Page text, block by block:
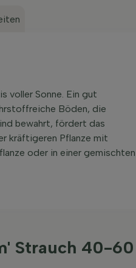
voller Sonne. Ein gut
Böden, die
bewahrt, fördert das
kräftigeren Pflanze mit
oder in einer gemischten
Strauch 40-